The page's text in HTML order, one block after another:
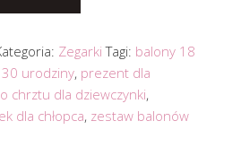
Zegarki Tagi: balony 18
urodziny, prezent dla
chrztu dla dziewczynki,
dla chłopca, zestaw balonów